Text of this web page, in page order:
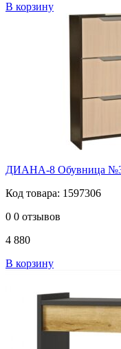
В корзину
ДИАНА-8 Обувница №3
Код товара: 1597306
0 0 отзывов
4 880
В корзину